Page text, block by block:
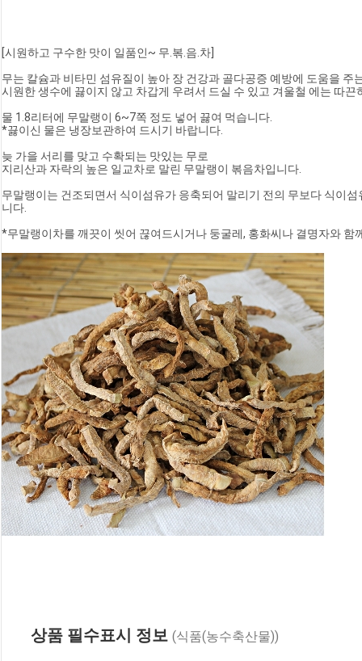
[시원하고 구수한 맛이 일품인~ 무.볶.음.차]
무는 칼슘과 비타민 섬유질이 높아 장 건강과 골다공증 예방에 도움을 주
시원한 생수에 끓이지 않고 차갑게 우려서 드실 수 있고 겨울철 에는 따
물 1.8리터에 무말랭이 6~7쪽 정도 넣어 끓여 먹습니다.
*끓이신 물은 냉장보관하여 드시기 바랍니다.
늦 가을 서리를 맞고 수확되는 맛있는 무로
지리산과 자락의 높은 일교차로 말린 무말랭이 볶음차입니다.
무말랭이는 건조되면서 식이섬유가 응축되어 말리기 전의 무보다 식이
니다.
*무말랭이차를 깨끗이 씻어 끊여드시거나 둥굴레, 홍화씨나 결명자와 함
상품 필수표시 정보 (식품(농수축산물))